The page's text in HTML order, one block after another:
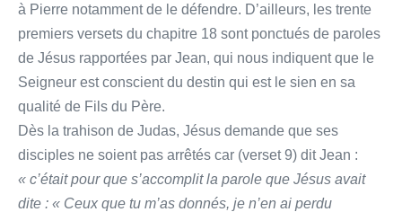
à Pierre notamment de le défendre. D’ailleurs, les trente
premiers versets du chapitre 18 sont ponctués de paroles
de Jésus rapportées par Jean, qui nous indiquent que le
Seigneur est conscient du destin qui est le sien en sa
qualité de Fils du Père.
Dès la trahison de Judas, Jésus demande que ses
disciples ne soient pas arrêtés car (verset 9) dit Jean :
« c’était pour que s’accomplit la parole que Jésus avait
dite : « Ceux que tu m’as donnés, je n’en ai perdu